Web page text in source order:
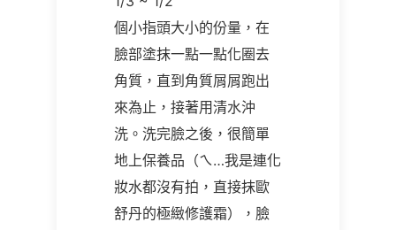
個小指頭大小的份量，在
臉部塗抹一點一點化圈去
角質，直到角質屑屑跑出
來為止，接著用清水沖
洗。洗完臉之後，很簡單
地上保養品（ㄟ…我是連化
妝水都沒有拍，直接抹歐
舒丹的極緻修護霜），臉